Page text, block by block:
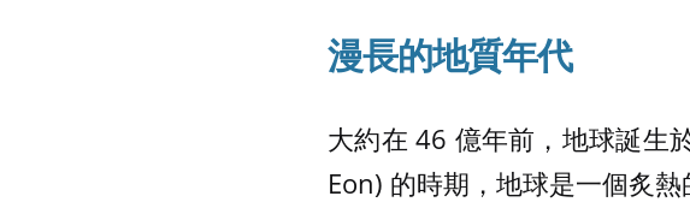
漫長的地質年代
大約在 46 億年前，地球誕生
Eon) 的時期，地球是一個炙